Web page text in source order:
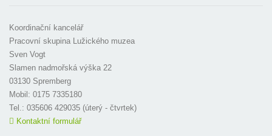
Koordinační kancelář
Pracovní skupina Lužického muzea
Sven Vogt
Slamen nadmořská výška 22
03130 Spremberg
Mobil: 0175 7335180
Tel.: 035606 429035 (úterý - čtvrtek)
Kontaktní formulář